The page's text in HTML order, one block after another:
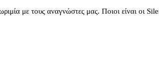
με τους αναγνώστες μας. Ποιοι είναι οι